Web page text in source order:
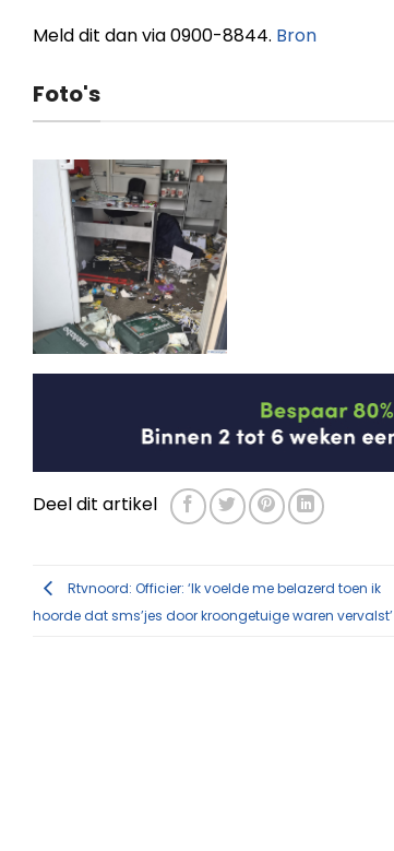
Meld dit dan via 0900-8844. Bron
Foto's
Deel dit artikel
Rtvnoord: Officier: ‘Ik voelde me belazerd toen ik
hoorde dat sms’jes door kroongetuige waren vervalst’